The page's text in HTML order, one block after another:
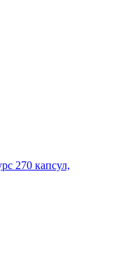
270 капсул,